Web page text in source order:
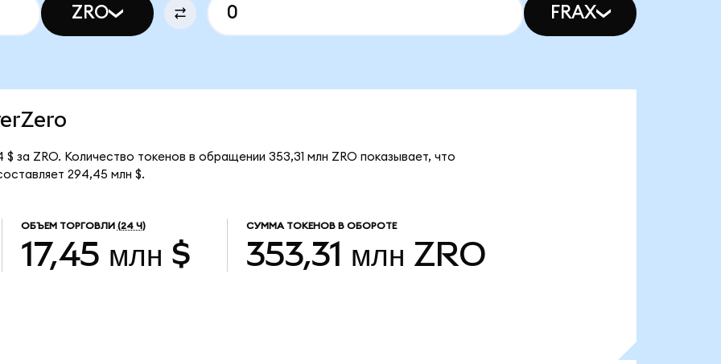
ZRO FRAX
за ZRO. Количество токенов в обращении 353,31 млн ZRO показывает, что
294,45 млн $.
ОБЪЕМ ТОРГОВЛИ (24 Ч)
17,45 млн $
СУММА ТОКЕНОВ В ОБОРОТЕ
353,31 млн ZRO